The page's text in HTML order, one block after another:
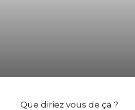
Que diriez vous de ça ?